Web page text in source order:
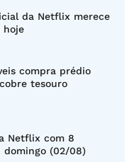
da Netflix merece
hoje
compra prédio
tesouro
Netflix com 8
domingo (02/08)